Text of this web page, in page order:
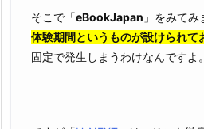
そこで「eBookJapan 」をみてみ
体験期間というものが設けられて
固定で発生しまうわけなんですよ。